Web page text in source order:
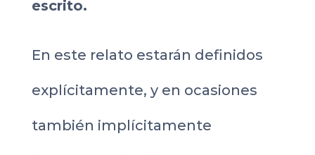
escrito.
En este relato estarán definidos
explícitamente, y en ocasiones
también implícitamente